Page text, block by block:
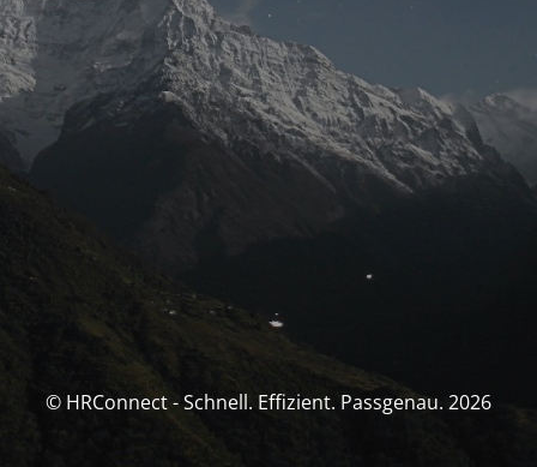
© HRConnect - Schnell. Effizient. Passgenau. 2026